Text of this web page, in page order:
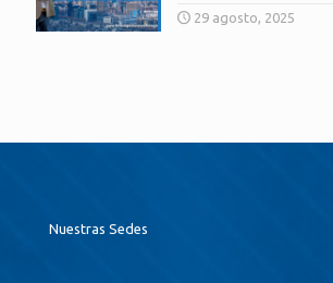
29 agosto, 2025
Nuestras Sedes